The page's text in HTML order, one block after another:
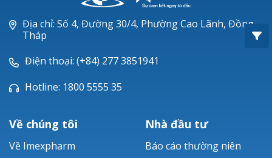
Piperacillin
Ticarlinat®
Zobacta®
Bacsulfo®
Địa chỉ: Số 4, Đường 30/4, Phường Cao Lãnh, Đồng
Tháp
Điện thoại: (+84) 277 3851941
Hotline: 1800 5555 35
Về chúng tôi
Về Imexpharm
Nhà đầu tư
Báo cáo thường niên